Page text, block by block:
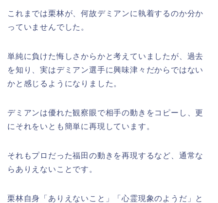
これまでは栗林が、何故デミアンに執着するのか分か
っていませんでした。
単純に負けた悔しさからかと考えていましたが、過去
を知り、実はデミアン選手に興味津々だからではない
かと感じるようになりました。
デミアンは優れた観察眼で相手の動きをコピーし、更
にそれをいとも簡単に再現しています。
それもプロだった福田の動きを再現するなど、通常な
らありえないことです。
栗林自身「ありえないこと」「心霊現象のようだ」と